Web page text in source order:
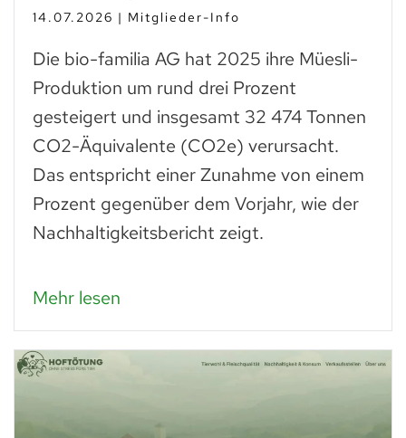
14.07.2026 | Mitglieder-Info
Die bio-familia AG hat 2025 ihre Müesli-
Produktion um rund drei Prozent
gesteigert und insgesamt 32 474 Tonnen
CO2-Äquivalente (CO2e) verursacht.
Das entspricht einer Zunahme von einem
Prozent gegenüber dem Vorjahr, wie der
Nachhaltigkeitsbericht zeigt.
Mehr lesen